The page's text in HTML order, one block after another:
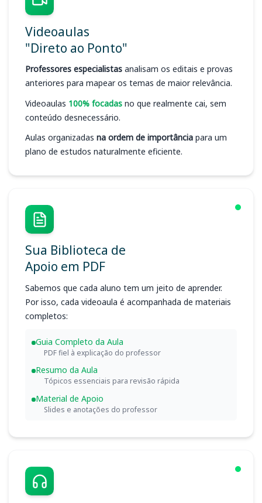
Videoaulas
"Direto ao Ponto"
Professores especialistas analisam os editais e provas
anteriores para mapear os temas de maior relevância.
Videoaulas 100% focadas no que realmente cai, sem
conteúdo desnecessário.
Aulas organizadas na ordem de importância para um
plano de estudos naturalmente eficiente.
Sua Biblioteca de
Apoio em PDF
Sabemos que cada aluno tem um jeito de aprender.
Por isso, cada videoaula é acompanhada de materiais
completos:
Guia Completo da Aula
PDF fiel à explicação do professor
Resumo da Aula
Tópicos essenciais para revisão rápida
Material de Apoio
Slides e anotações do professor